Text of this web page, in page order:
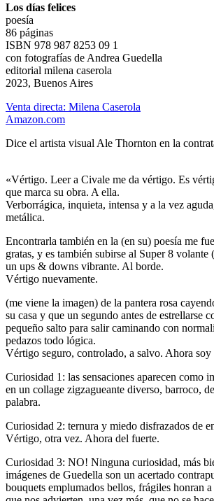
Los días felices
poesía
86 páginas
ISBN 978 987 8253 09 1
con fotografías de Andrea Guedella
editorial milena caserola
2023, Buenos Aires
Venta directa: Milena Caserola
Amazon.com
Dice el artista visual Ale Thornton en la
«Vértigo. Leer a Civale me da vértigo. Es
que marca su obra. A ella.
Verborrágica, inquieta, intensa y a la vez
metálica.
Encontrarla también en la (en su) poesía me
gratas, y es también subirse al Super 8 volante
un ups & downs vibrante. Al borde.
Vértigo nuevamente.
(me viene la imagen) de la pantera rosa
su casa y que un segundo antes de estrellarse
pequeño salto para salir caminando con
pedazos todo lógica.
Vértigo seguro, controlado, a salvo. Ahora soy
Curiosidad 1: las sensaciones aparecen como
en un collage zigzagueante diverso, barroco,
palabra.
Curiosidad 2: ternura y miedo disfrazados de
Vértigo, otra vez. Ahora del fuerte.
Curiosidad 3: NO! Ninguna curiosidad, más
imágenes de Guedella son un acertado
bouquets emplumados bellos, frágiles honran a